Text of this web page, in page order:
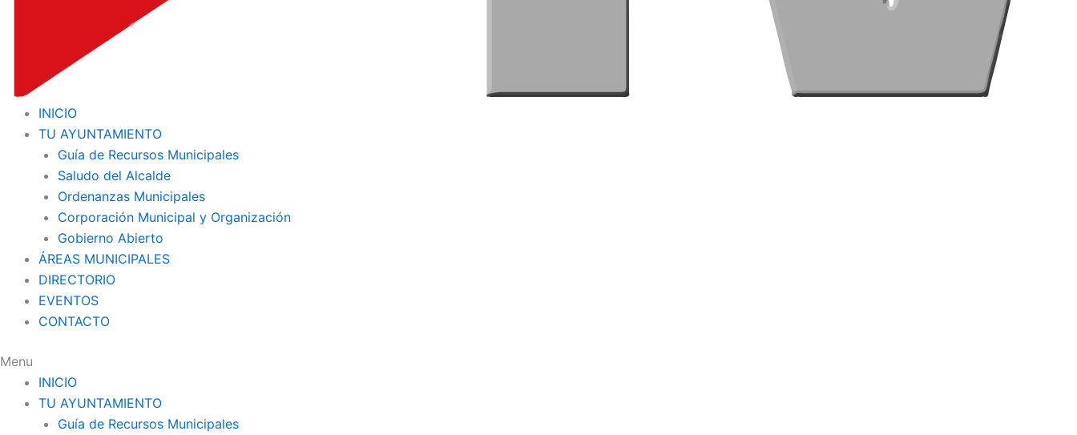
INICIO
TU AYUNTAMIENTO
Guía de Recursos Municipales
Saludo del Alcalde
Ordenanzas Municipales
Corporación Municipal y Organización
Gobierno Abierto
ÁREAS MUNICIPALES
DIRECTORIO
EVENTOS
CONTACTO
Menu
INICIO
TU AYUNTAMIENTO
Guía de Recursos Municipales